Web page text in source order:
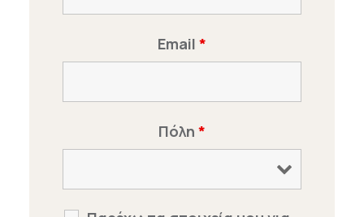
Email *
Πόλη *